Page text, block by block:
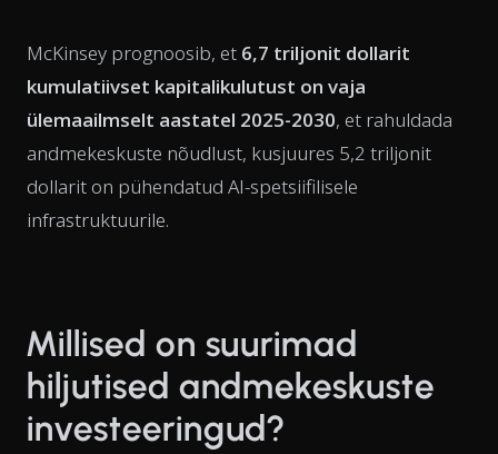
McKinsey prognoosib, et 6,7 triljonit dollarit
kumulatiivset kapitalikulutust on vaja
ülemaailmselt aastatel 2025-2030, et rahuldada
andmekeskuste nõudlust, kusjuures 5,2 triljonit
dollarit on pühendatud AI-spetsiifilisele
infrastruktuurile.
Millised on suurimad
hiljutised andmekeskuste
investeeringud?